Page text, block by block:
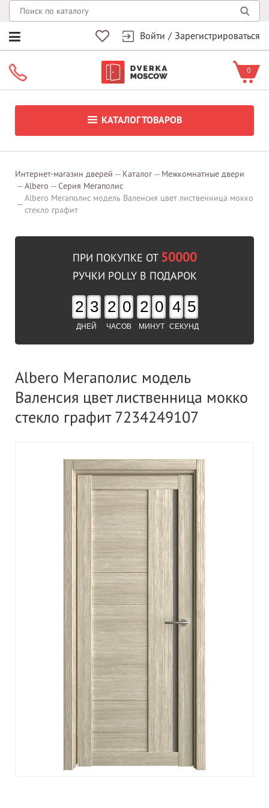
Войти / Зарегистрироваться
0
КАТАЛОГ ТОВАРОВ
Интернет-магазин дверей Каталог
Межкомнатные двери
Albero
Серия Мегаполис
Albero Мегаполис модель Валенсия цвет лиственница мокко
стекло графит
ПРИ ПОКУПКЕ ОТ 50000
РУЧКИ POLLY В ПОДАРОК
2 3
ДНЕЙ
2 0
ЧАСОВ
2 0
МИНУТ
4 4
СЕКУНД
Albero Мегаполис модель
Валенсия цвет лиственница мокко
стекло графит 7234249107